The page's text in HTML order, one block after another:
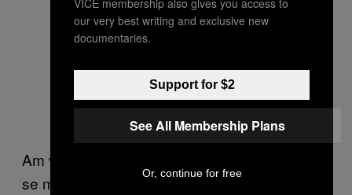
Am vrut să testez Modafinilul și să văd cum
se manifestă la mine. Așa că am făcut rost de
our very best writing and exclusive new
documentaries.
Support for $2
See All Membership Plans
Or, continue for free